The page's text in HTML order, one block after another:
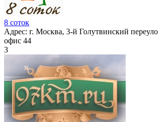
8 соток
Адрес: г. Москва, 3-й Голутвинский
офис 44
3